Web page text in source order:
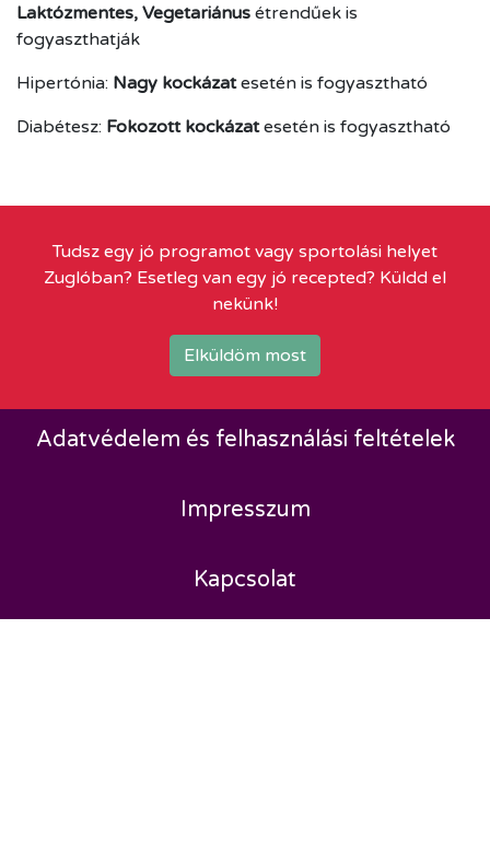
Laktózmentes, Vegetariánus étrendűek is
fogyaszthatják
Hipertónia: Nagy kockázatesetén is fogyasztható
Diabétesz: Fokozott kockázatesetén is fogyasztható
Tudsz egy jó programot vagy sportolási helyet
Zuglóban? Esetleg van egy jó recepted? Küldd el
nekünk!
Elküldöm most
Adatvédelem és felhasználási feltételek
Impresszum
Kapcsolat